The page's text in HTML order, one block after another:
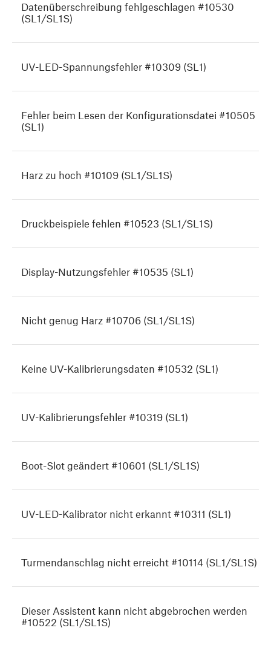
Datenüberschreibung fehlgeschlagen #10530
(SL1/SL1S)
UV-LED-Spannungsfehler #10309 (SL1)
Fehler beim Lesen der Konfigurationsdatei #10505
(SL1)
Harz zu hoch #10109 (SL1/SL1S)
Druckbeispiele fehlen #10523 (SL1/SL1S)
Display-Nutzungsfehler #10535 (SL1)
Nicht genug Harz #10706 (SL1/SL1S)
Keine UV-Kalibrierungsdaten #10532 (SL1)
UV-Kalibrierungsfehler #10319 (SL1)
Boot-Slot geändert #10601 (SL1/SL1S)
UV-LED-Kalibrator nicht erkannt #10311 (SL1)
Turmendanschlag nicht erreicht #10114 (SL1/SL1S)
Dieser Assistent kann nicht abgebrochen werden
#10522 (SL1/SL1S)